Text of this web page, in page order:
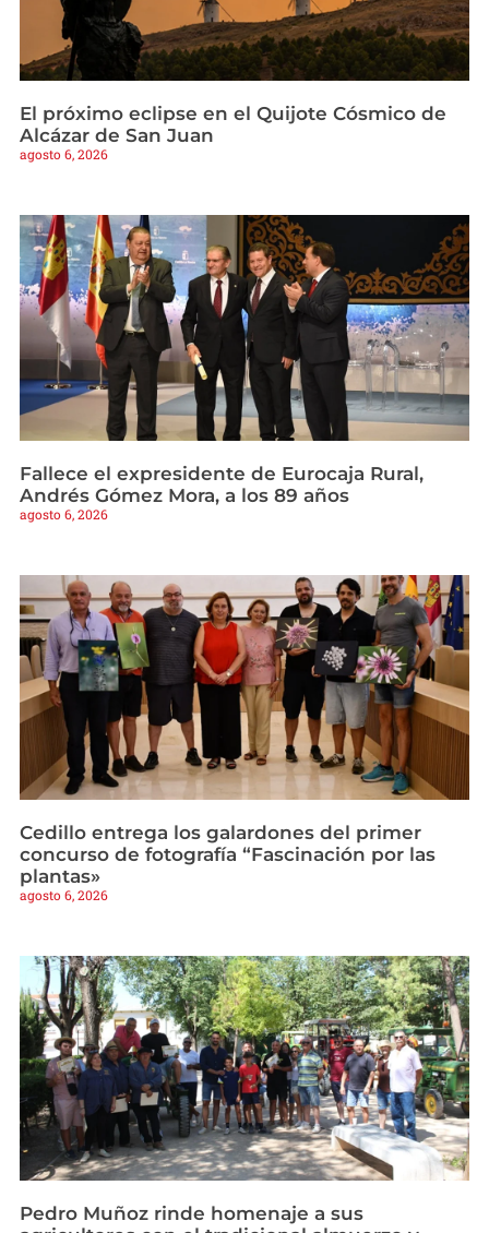
El próximo eclipse en el Quijote Cósmico de
Alcázar de San Juan
agosto 6, 2026
Fallece el expresidente de Eurocaja Rural,
Andrés Gómez Mora, a los 89 años
agosto 6, 2026
Cedillo entrega los galardones del primer
concurso de fotografía “Fascinación por las
plantas»
agosto 6, 2026
Pedro Muñoz rinde homenaje a sus